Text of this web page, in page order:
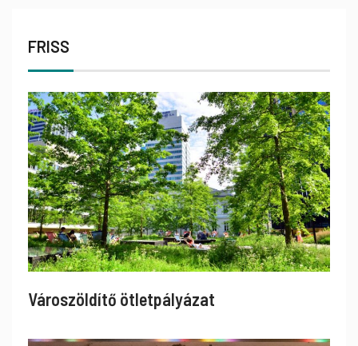
FRISS
Városzöldítő ötletpályázat